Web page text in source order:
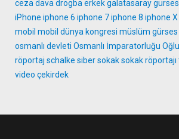
ceza dava drogba erkekgalatasaraygürses
iPhone iphone 6 iphone 7iphone 8 iphone X
mobil mobil dünya kongresi müslüm gürses
osmanlı devleti Osmanlı İmparatorluğu
röportaj schalke sibersokaksokak röportajı
video çekirdek